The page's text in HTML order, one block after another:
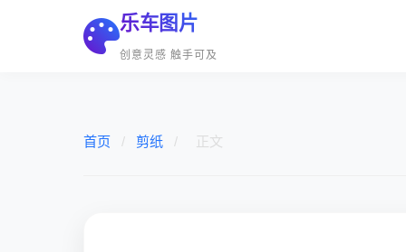
乐车图片
创意灵感 触手可及
首页 / 剪纸 / 正文